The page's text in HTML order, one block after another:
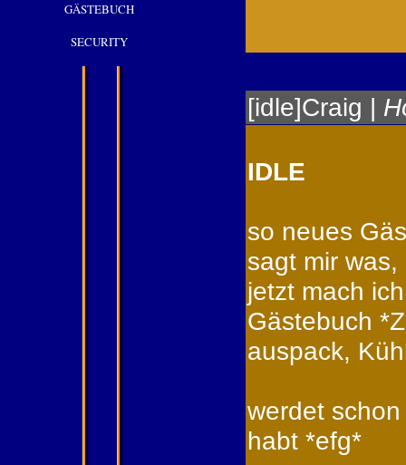
GÄSTEBUCH
SECURITY
[idle]Craig |
IDLE
so neues
sagt mir
jetzt mach
Gästebuch
auspack,
werdet
habt *efg*